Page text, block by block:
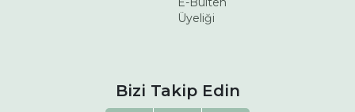
Üyeliği
Bizi Takip Edin